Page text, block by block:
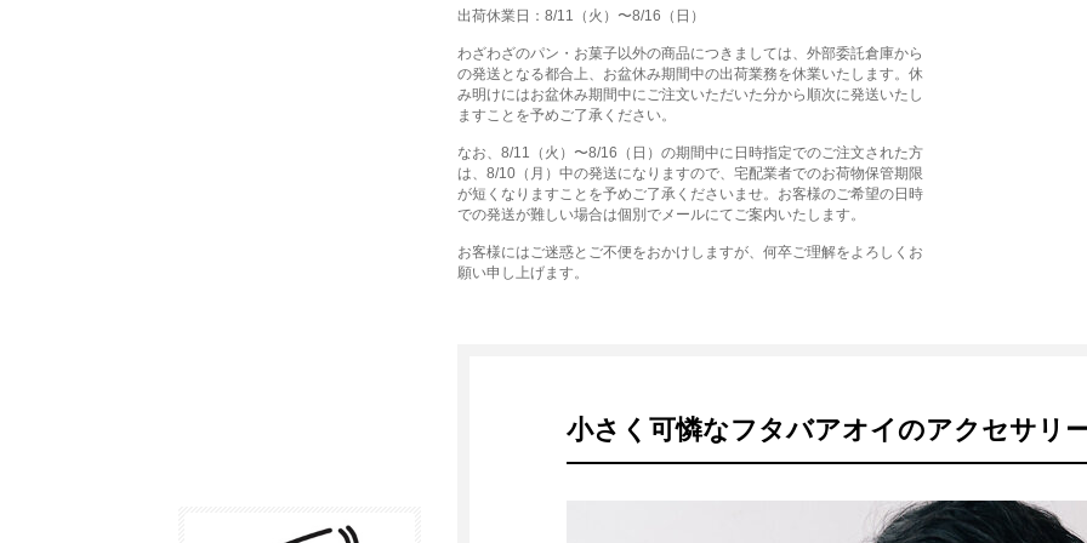
出荷休業日：8/11（火）〜8/16（日）
わざわざのパン・お菓子以外の商品につきましては、外部委託倉庫から
の発送となる都合上、お盆休み期間中の出荷業務を休業いたします。休
み明けにはお盆休み期間中にご注文いただいた分から順次に発送いたし
ますことを予めご了承ください。
なお、8/11（火）〜8/16（日）の期間中に日時指定でのご注文された方
は、8/10（月）中の発送になりますので、宅配業者でのお荷物保管期限
が短くなりますことを予めご了承くださいませ。お客様のご希望の日時
での発送が難しい場合は個別でメールにてご案内いたします。
お客様にはご迷惑とご不便をおかけしますが、何卒ご理解をよろしくお
願い申し上げます。
小さく可憐なフタバアオイのアクセサリ